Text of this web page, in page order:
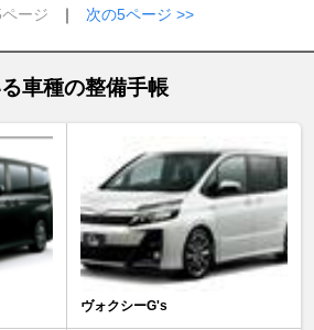
ージ
｜ 次の5ページ >>
車種の整備手帳
ヴォクシーG's